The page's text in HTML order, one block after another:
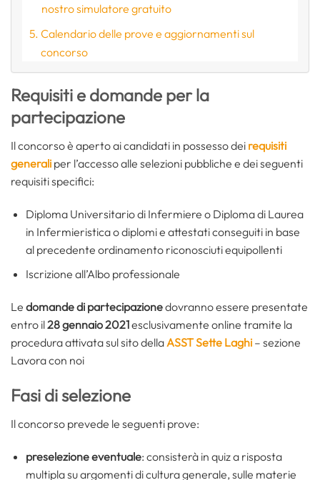
nostro simulatore gratuito
Calendario delle prove e aggiornamenti sul
concorso
Requisiti e domande per la
partecipazione
Il concorso è aperto ai candidati in possesso dei requisiti
generali per l’accesso alle selezioni pubbliche e dei seguenti
requisiti specifici:
Diploma Universitario di Infermiere o Diploma di Laurea
in Infermieristica o diplomi e attestati conseguiti in base
al precedente ordinamento riconosciuti equipollenti
Iscrizione all’Albo professionale
Le domande di partecipazionedovranno essere presentate
entro il28 gennaio 2021esclusivamente online tramite la
procedura attivata sul sito della ASST Sette Laghi – sezione
Lavora con noi
Fasi di selezione
Il concorso prevede le seguenti prove:
preselezione eventuale: consisterà in quiz a risposta
multipla su argomenti di cultura generale, sulle materie